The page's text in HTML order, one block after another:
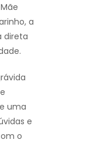
a
direta
uma
e
o